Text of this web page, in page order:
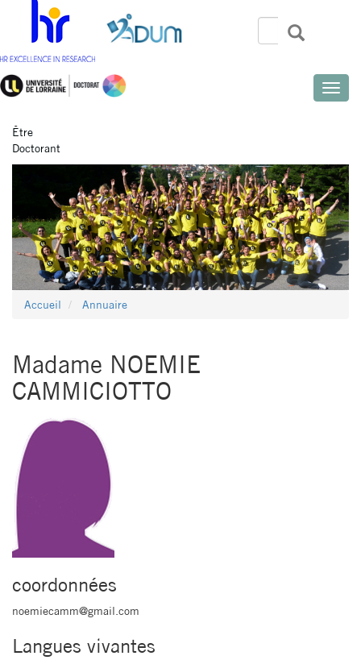
contenu
principal
Search
Rechercher
Toggle
Être
Doctorant
Accueil Annuaire
Madame NOEMIE
CAMMICIOTTO
coordonnées
noemiecamm@gmail.com
Langues vivantes